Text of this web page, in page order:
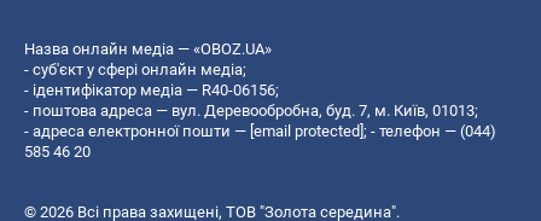
Назва онлайн медіа — «OBOZ.UA»
- суб'єкт у сфері онлайн медіа;
- ідентифікатор медіа — R40-06156;
- поштова адреса — вул. Деревообробна, буд. 7, м. Київ, 01013;
- адреса електронної пошти — [email protected] ; - телефон — (044)
585 46 20
© 2026 Всі права захищені, ТОВ "Золота середина".